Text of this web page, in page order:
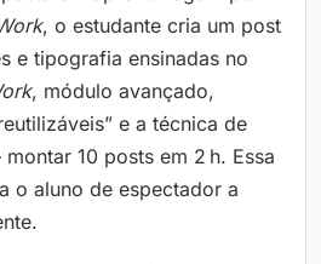
, o estudante cria um post
e tipografia ensinadas no
, módulo avançado,
e a técnica de
10 posts em 2 h. Essa
o aluno de espectador a